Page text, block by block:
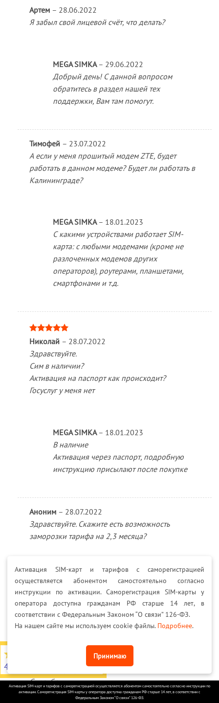
Артем – 28.06.2022
Я забыл свой лицевой счёт, что делать?
MEGA SIMKA – 29.06.2022
Добрый день! С данной вопросом
обратитесь в раздел нашей тех
поддержки, Вам там помогут.
Тимофей – 23.07.2022
А если у меня прошитый модем ZTE, будет
работать в данном модеме? Будет ли работать в
Калининграде?
MEGA SIMKA – 18.01.2023
С какими устройствами работает SIM-
карта: с любыми модемами (кроме не
разлоченных модемов других
операторов), роутерами, планшетами,
смартфонами и т.д.
Оценка5
Николай – 28.07.2022
Здравствуйте.
Сим в наличии?
Активация на паспорт как происходит?
Госуслуг у меня нет
MEGA SIMKA – 18.01.2023
В наличие
Активация через паспорт, подробную
инструкцию присылают после покупке
Аноним – 28.07.2022
Здравствуйте. Скажите есть возможность
заморозки тарифа на 2,3 месяца?
MEGA SIMKA– 18.01.2023
После 90 дней бездействия сим-карта
блокируется
01.08.2022
Подскажите, есть ли органичения в 330 Гб/месяц
Спасибо.
Активация SIM-карт и тарифов с саморегистрацией осуществляется абонентом самостоятельно согласно инструкции по
активации. Саморегистрация SIM-карты у оператора доступна гражданам РФ старше 14 лет, в соответствии с
Федеральным Законом “О связи” 126-ФЗ.
4566 отзывов на Яндекс
Активация SIM-карт и тарифов с саморегистрацией
осуществляется абонентом самостоятельно согласно
инструкции по активации. Саморегистрация SIM-карты у
оператора доступна гражданам РФ старше 14 лет, в
соответствии с Федеральным Законом “О связи” 126-ФЗ.
На нашем сайте мы используем cookie файлы. Подробнее.
Принимаю